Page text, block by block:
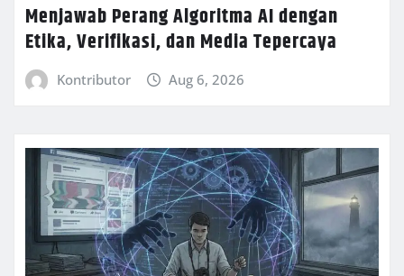
Menjawab Perang Algoritma AI dengan
Etika, Verifikasi, dan Media Tepercaya
Kontributor Aug 6, 2026